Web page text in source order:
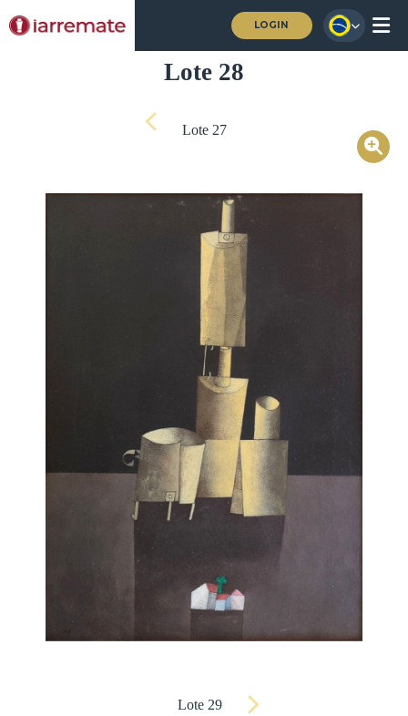
LOGIN
Lote 28
Lote 27
Lote 29